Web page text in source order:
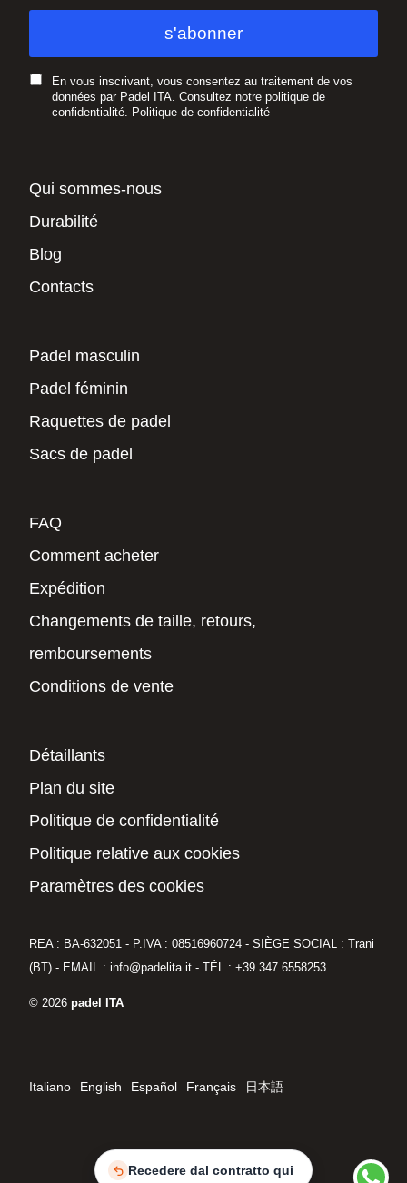
En vous inscrivant, vous consentez au traitement de vos
données par Padel ITA. Consultez notre politique de
confidentialité. Politique de confidentialité
Qui sommes-nous
Durabilité
Blog
Contacts
Padel masculin
Padel féminin
Raquettes de padel
Sacs de padel
FAQ
Comment acheter
Expédition
Changements de taille, retours,
remboursements
Conditions de vente
Détaillants
Plan du site
Politique de confidentialité
Politique relative aux cookies
Paramètres des cookies
REA : BA-632051 - P.IVA : 08516960724 - SIÈGE SOCIAL : Trani
(BT) - EMAIL : info@padelita.it - TÉL : +39 347 6558253
© 2026 padel ITA
Italiano English Español Français 日本語
Recedere dal contratto qui